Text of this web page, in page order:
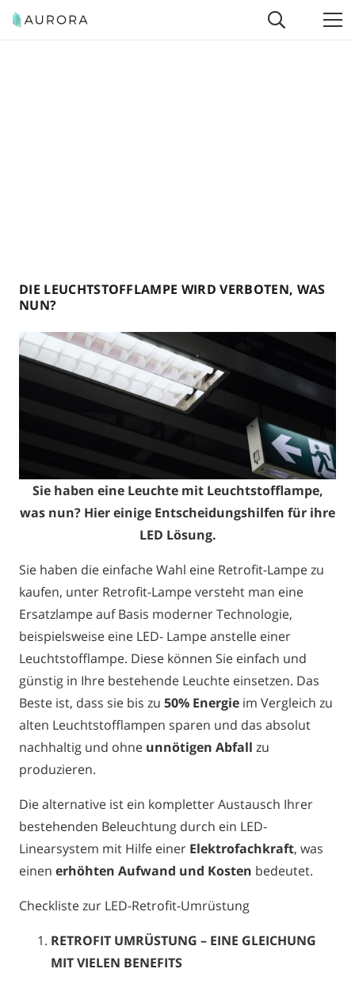
DIE LEUCHTSTOFFLAMPE WIRD VERBOTEN, WAS
NUN?
Sie haben eine Leuchte mit Leuchtstofflampe,
was nun? Hier einige Entscheidungshilfen für ihre
LED Lösung.
Sie haben die einfache Wahl eine Retrofit-Lampe zu
kaufen, unter Retrofit-Lampe versteht man eine
Ersatzlampe auf Basis moderner Technologie,
beispielsweise eine LED- Lampe anstelle einer
Leuchtstofflampe. Diese können Sie einfach und
günstig in Ihre bestehende Leuchte einsetzen. Das
Beste ist, dass sie bis zu 50% Energie im Vergleich zu
alten Leuchtstofflampen sparen und das absolut
nachhaltig und ohne unnötigen Abfall zu
produzieren.
Die alternative ist ein kompletter Austausch Ihrer
bestehenden Beleuchtung durch ein LED-
Linearsystem mit Hilfe einer Elektrofachkraft, was
einen erhöhten Aufwand und Kosten bedeutet.
Checkliste zur LED-Retrofit-Umrüstung
RETROFIT UMRÜSTUNG – EINE GLEICHUNG
MIT VIELEN BENEFITS